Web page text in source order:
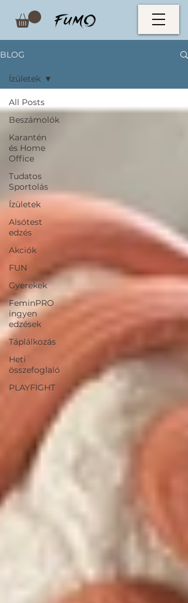
BLOG
All Posts
Beszámolók
Karantén
és Home
Office
Tudatos
Sportolás
Ízületek
Alsótest
edzés
Akciók
FUN
Gyerekek
FeminPRO
ingyen
edzések
Táplálkozás
Heti
összefoglaló
PLAYFIGHT
Ízületek